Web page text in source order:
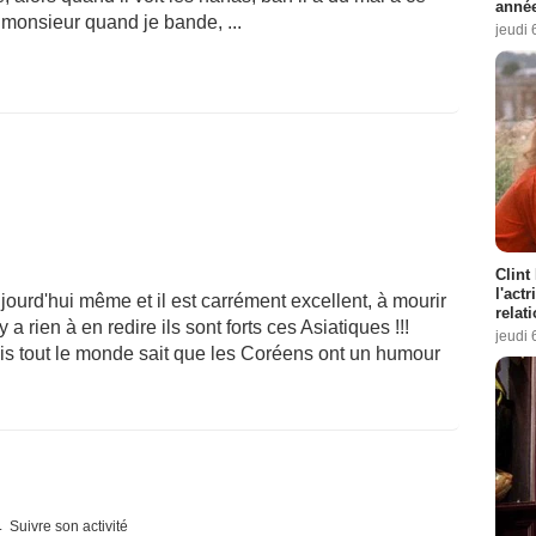
quand je bande, ...
même et il est carrément excellent, à mourir
a rien à en redire ils sont forts ces Asiatiques !!!
tout le monde sait que les Coréens ont un humour
Suivre son activité
jeudi
Clint
jeudi